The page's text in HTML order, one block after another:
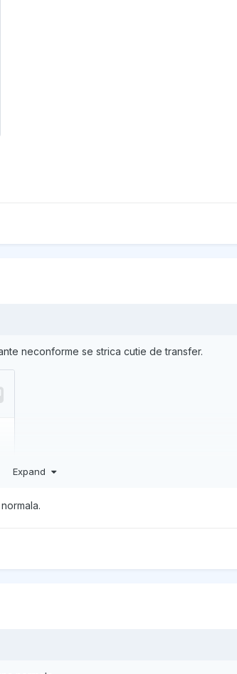
neconforme se strica cutie de transfer.
Expand